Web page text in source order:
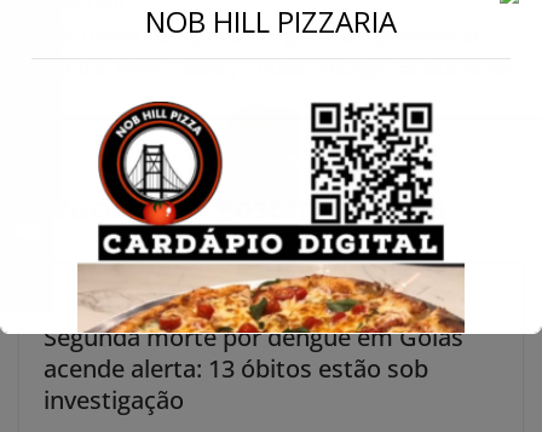
https://www.instagram.com/goianiaurgenteoficial
Você pode gostar também
Segunda morte por dengue em Goiás
acende alerta: 13 óbitos estão sob
investigação
NOB HILL PIZZARIA